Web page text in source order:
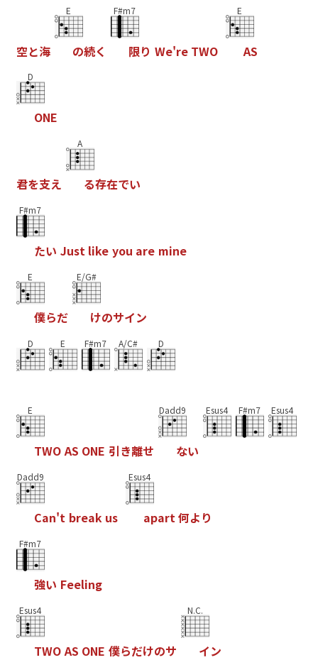
空と海
E
の続く
F#m7
限り We're TWO
E
AS
D
ONE
君を支え
A
る存在でい
F#m7
たい Just like you are mine
E
僕らだ
E/G#
けのサイン
D E F#m7 A/C# D
E
TWO AS ONE 引き離せ
Dadd9
ない
Esus4 F#m7 Esus4
Dadd9
Can't break us
Esus4
apart何よ り
F#m7
強い Feeling
Esus4
TWOAS ONE 僕らだけのサ
N.C.
イン